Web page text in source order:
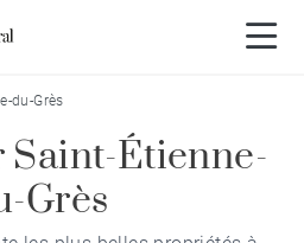
du-Grès
Étienne-
Grès